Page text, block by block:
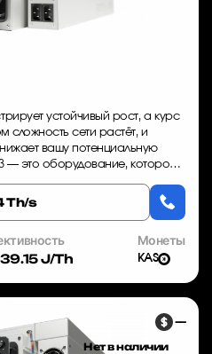
устойчивый рост, а курс
сложность сети растёт, и
вашу потенциальную
— это оборудование, которое
Th/s
J/Th
Монеты
KAS
—
Нет в наличии